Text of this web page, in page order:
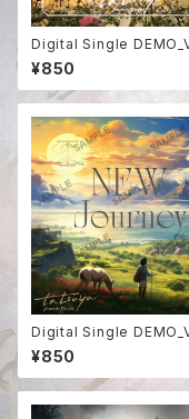
Digital Single
【SUN】
¥850
Digital Single
【NEW Journey】
¥850